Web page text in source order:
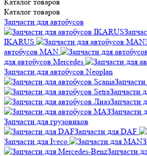
Каталог товаров
Запчасти для автобусов
IKARUS
автобусов MAN
для автобусов Mercedes
Запчасти для автобусов Neoplan
Запчасти
Запчасти
Запчасти
Запчасти для грузовиков
Запчасти для DAF
Запчасти для Iveco
Запчасти